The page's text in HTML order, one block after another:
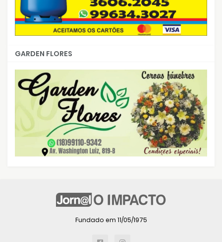
GARDEN FLORES
Fundado em 11/05/1975